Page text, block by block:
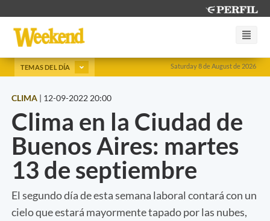
Saturday 8 de August de 2026
TEMAS DEL DÍA
CLIMA | 12-09-2022 20:00
Clima en la Ciudad de
Buenos Aires: martes
13 de septiembre
El segundo día de esta semana laboral contará con un
cielo que estará mayormente tapado por las nubes,